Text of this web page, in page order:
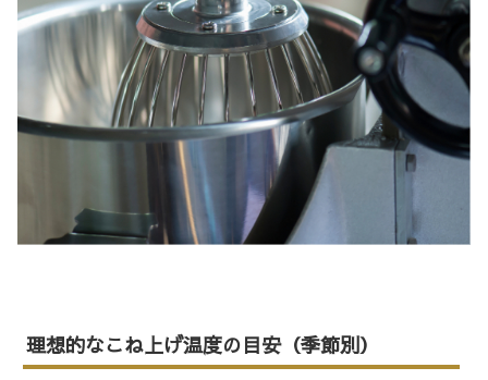
理想的なこね上げ温度の目安（季節別）